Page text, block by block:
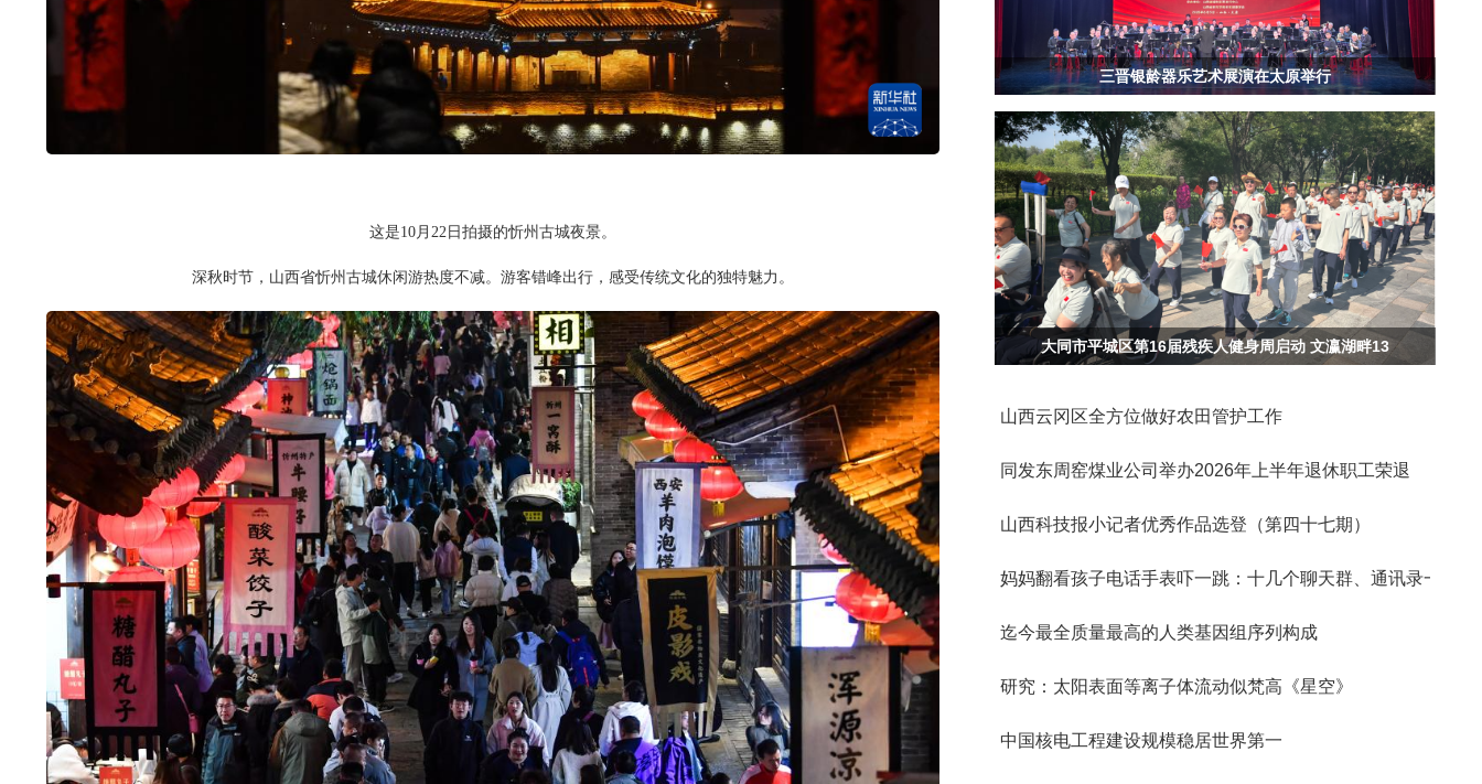
这是10月22日拍摄的忻州古城夜景。
深秋时节，山西省忻州古城休闲游热度不减。游客错峰出行，感受传统文化的独特魅力。
三晋银龄器乐艺术展演在太原举行
大同市平城区第16届残疾人健身周启动 文瀛湖畔13
山西云冈区全方位做好农田管护工作
同发东周窑煤业公司举办2026年上半年退休职工荣退
山西科技报小记者优秀作品选登（第四十七期）
妈妈翻看孩子电话手表吓一跳：十几个聊天群、通讯录一
迄今最全质量最高的人类基因组序列构成
研究：太阳表面等离子体流动似梵高《星空》
中国核电工程建设规模稳居世界第一